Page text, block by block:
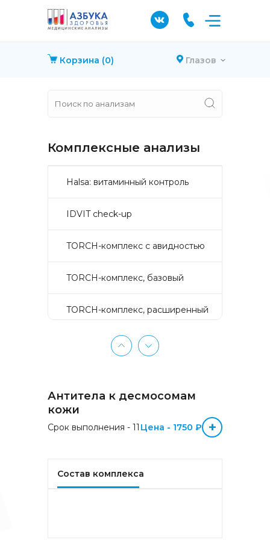
Корзина (0) Глазов
Комплексные анализы
Halsa: витаминный контроль
IDVIT check-up
TORCH-комплекс с авидностью
TORCH-комплекс, базовый
TORCH-комплекс, расширенный
TORCH-комплекс, скрининг
Аллергокомплекс «Пищевая
аллергия» IgE (ImmunoCAP)
(Яичный белок f1, Молоко f2,
Аллергокомплекс «Прогноз
Антитела к десмосомам
кожи
Срок выполнения - 11 Цена - 1750 ₽ +
Состав комплекса